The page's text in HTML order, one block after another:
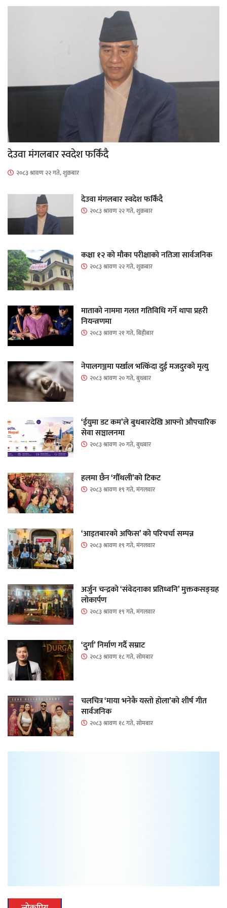
देउवा मंगलबार स्वदेश फर्किंदै
२०८३ श्रावण २२ गते, शुक्रबार
देउवा मंगलबार स्वदेश फर्किंदै
२०८३ श्रावण २२ गते, शुक्रबार
कक्षा १२ को मौका परीक्षाको नतिजा सार्वजनिक
२०८३ श्रावण २२ गते, शुक्रबार
माताकाे नाममा गलत गतिविधि गर्ने थापा प्रहरी
नियन्त्रणमा
२०८३ श्रावण २१ गते, बिहीबार
नेपालगञ्जमा पर्खाल भत्किँदा दुई मजदुरको मृत्यु
२०८३ श्रावण २० गते, बुधबार
‘ईयुमा डट कम’ले बुधबारदेखि आफ्नो औपचारिक
सेवा सञ्चालनमा
२०८३ श्रावण २० गते, बुधबार
हलमा छैन ‘गौँथली’को टिकट
२०८३ श्रावण १९ गते, मंगलवार
‘आइतबारको अफिस’ को परिचर्चा सम्पन्न
२०८३ श्रावण १९ गते, मंगलवार
अर्जुन चन्द्रको ‘संवेदनाका प्रतिध्वनि’ मुक्तकसङ्ग्रह
लोकार्पण
२०८३ श्रावण १९ गते, मंगलवार
‘दुर्गा’ निर्माण गर्दै सम्राट
२०८३ श्रावण १८ गते, सोमबार
चलचित्र ‘माया भनेकै यस्तो होला’को शीर्ष गीत
सार्वजनिक
२०८३ श्रावण १८ गते, सोमबार